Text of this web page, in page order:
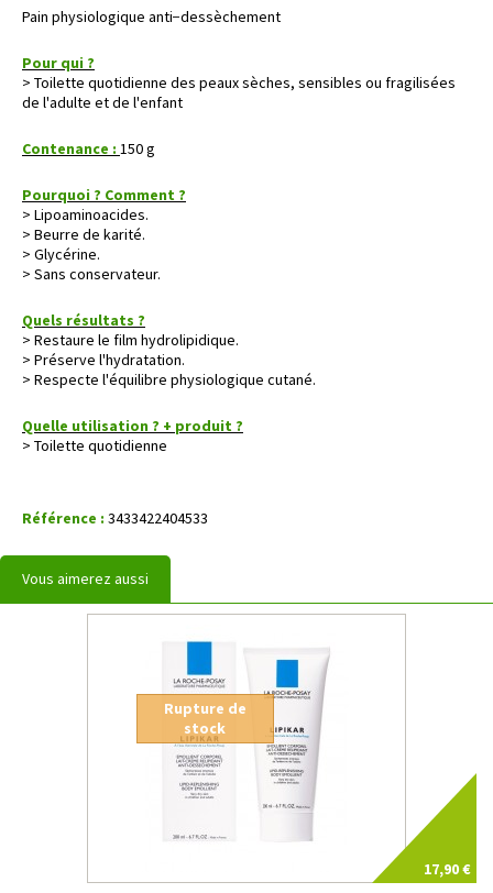
Pain physiologique anti−dessèchement
Pour qui ?
> Toilette quotidienne des peaux sèches, sensibles ou fragilisées
de l'adulte et de l'enfant
Contenance : 150 g
Pourquoi ? Comment ?
> Lipoaminoacides.
> Beurre de karité.
> Glycérine.
> Sans conservateur.
Quels résultats ?
> Restaure le film hydrolipidique.
> Préserve l'hydratation.
> Respecte l'équilibre physiologique cutané.
Quelle utilisation ? + produit ?
> Toilette quotidienne
Référence : 3433422404533
Vous aimerez aussi
17,90 €
Rupture de
stock